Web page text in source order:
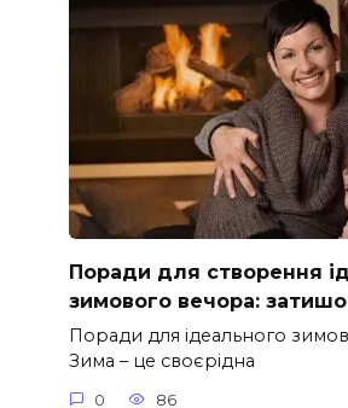
Поради для створення
зимового вечора:
Поради для ідеального
Зима – це своєрідна
0 86